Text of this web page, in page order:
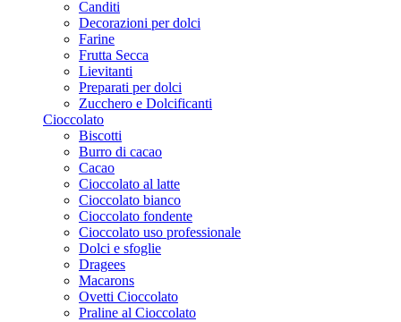
Canditi
Decorazioni per dolci
Farine
Frutta Secca
Lievitanti
Preparati per dolci
Zucchero e Dolcificanti
Cioccolato
Biscotti
Burro di cacao
Cacao
Cioccolato al latte
Cioccolato bianco
Cioccolato fondente
Cioccolato uso professionale
Dolci e sfoglie
Dragees
Macarons
Ovetti Cioccolato
Praline al Cioccolato